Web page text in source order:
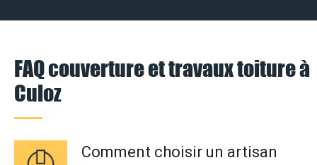
FAQ couverture et travaux toiture à
Culoz
Comment choisir un artisan